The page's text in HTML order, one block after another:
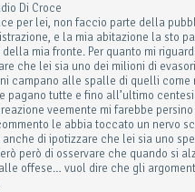
Di Croce
per lei, non faccio parte della
e la mia abitazione la sto
della mia fronte. Per quanto mi
che lei sia uno dei milioni di
campano alle spalle di quelli come
pagano tutte e fino all’ultimo
reazione veemente mi farebbe
le abbia toccato un nervo
anche di ipotizzare che lei sia uno
però di osservare che quando si
offese… vuol dire che gli